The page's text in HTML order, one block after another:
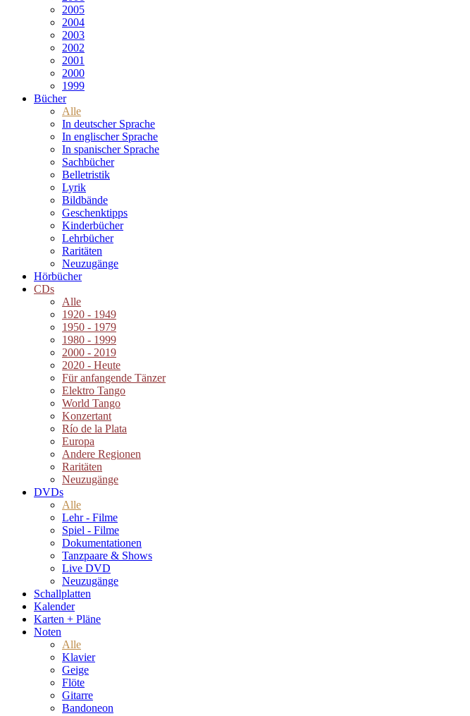
2005
2004
2003
2002
2001
2000
1999
Bücher
Alle
In deutscher Sprache
In englischer Sprache
In spanischer Sprache
Sachbücher
Belletristik
Lyrik
Bildbände
Geschenktipps
Kinderbücher
Lehrbücher
Raritäten
Neuzugänge
Hörbücher
CDs
Alle
1920 - 1949
1950 - 1979
1980 - 1999
2000 - 2019
2020 - Heute
Für anfangende Tänzer
Elektro Tango
World Tango
Konzertant
Río de la Plata
Europa
Andere Regionen
Raritäten
Neuzugänge
DVDs
Alle
Lehr - Filme
Spiel - Filme
Dokumentationen
Tanzpaare & Shows
Live DVD
Neuzugänge
Schallplatten
Kalender
Karten + Pläne
Noten
Alle
Klavier
Geige
Flöte
Gitarre
Bandoneon